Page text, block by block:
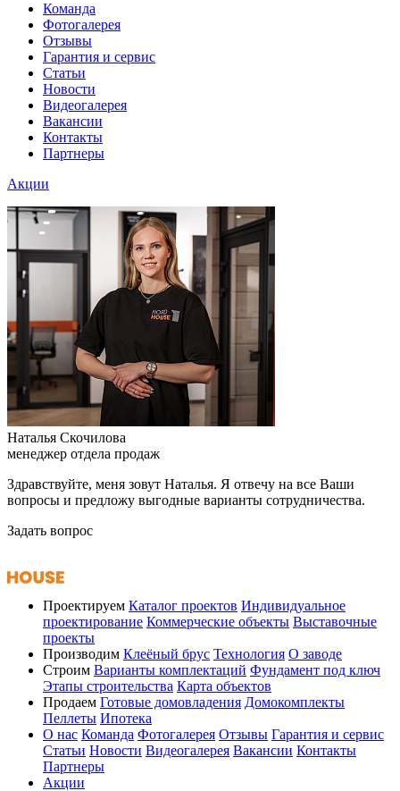
Команда
Фотогалерея
Отзывы
Гарантия и сервис
Статьи
Новости
Видеогалерея
Вакансии
Контакты
Партнеры
Акции
Наталья Скочилова
менеджер отдела продаж
Здравствуйте, меня зовут Наталья. Я отвечу на все Ваши
вопросы и предложу выгодные варианты сотрудничества.
Задать вопрос
Проектируем Каталог проектов Индивидуальное
проектирование Коммерческие объекты Выставочные
проекты
Производим Клеёный брус Технология О заводе
Строим Варианты комплектаций Фундамент под ключ
Этапы строительства Карта объектов
Продаем Готовые домовладения Домокомплекты
Пеллеты Ипотека
О нас Команда Фотогалерея Отзывы Гарантия и сервис
Статьи Новости Видеогалерея Вакансии Контакты
Партнеры
Акции